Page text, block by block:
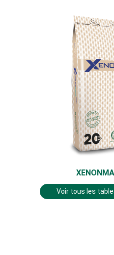
Voir tous les